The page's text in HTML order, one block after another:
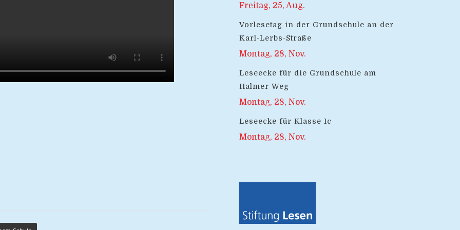
Freitag, 25, Aug.
Vorlesetag in der Grundschule an der
Karl-Lerbs-Straße
Montag, 28, Nov.
Leseecke für die Grundschule am
Halmer Weg
Montag, 28, Nov.
Leseecke für Klasse 1c
Montag, 28, Nov.